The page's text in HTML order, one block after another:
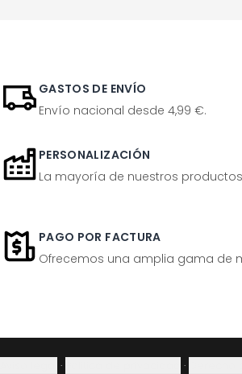
GASTOS DE ENVÍO
Envío nacional desde 4,99 €.
PERSONALIZACIÓN
La mayoría de nuestros
PAGO POR FACTURA
Ofrecemos una amplia gama de
· ·